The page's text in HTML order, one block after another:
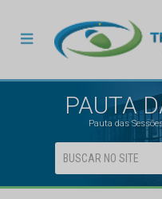
PAUTA
Pauta das